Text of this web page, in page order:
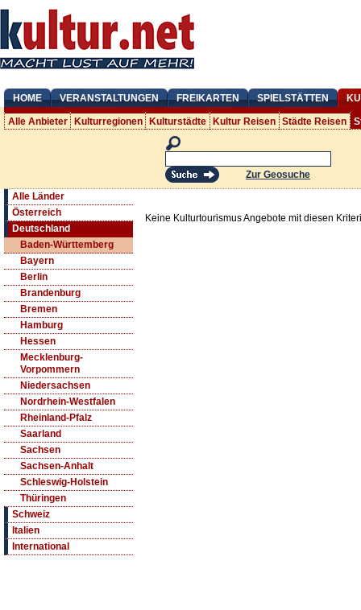
HOME VERANSTALTUNGEN FREIKARTEN SPIELSTÄTTEN
Alle Anbieter Kulturregionen Kulturstädte Kultur Reisen Städte Reisen
Zur Geosuche
Alle Länder
Österreich
Deutschland
Baden-Württemberg
Bayern
Berlin
Brandenburg
Bremen
Hamburg
Hessen
Mecklenburg-
Vorpommern
Niedersachsen
Nordrhein-Westfalen
Rheinland-Pfalz
Saarland
Sachsen
Sachsen-Anhalt
Schleswig-Holstein
Thüringen
Schweiz
Italien
International
Keine Kulturtourismus Angebote mit diesen